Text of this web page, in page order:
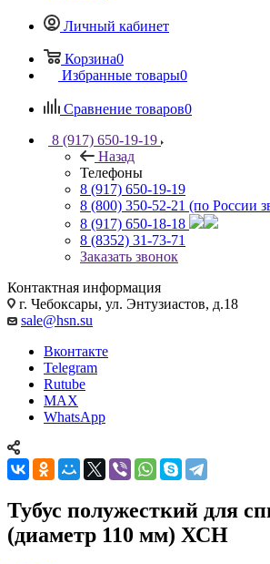
Личный кабинет
Корзина0
Избранные товары0
Сравнение товаров0
8 (917) 650-19-19
Назад
Телефоны
8 (917) 650-19-19
8 (800) 350-52-21 (по России
8 (917) 650-18-18
8 (8352) 31-73-71
Заказать звонок
Контактная информация
г. Чебоксары, ул. Энтузиастов, д.18
sale@hsn.su
Вконтакте
Telegram
Rutube
MAX
WhatsApp
Тубус полужесткий для
(диаметр 110 мм) ХСН